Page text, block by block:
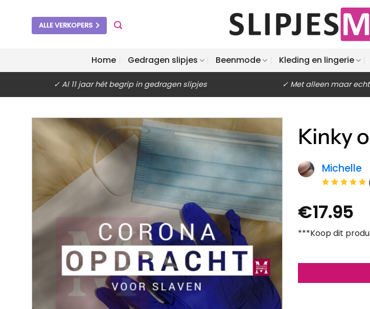
ALLE VERKOPERS
Home Gedragen slipjes Beenmode Kleding en lingerie
✓ Al 11 jaar hét begrip in gedragen slipjes ✓ Met alleen maar
Kinky
Michelle
€17.95
***Koop dit